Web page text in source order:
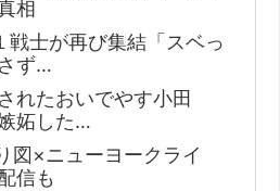
相
戦士が再び集結「スベっ
ず…
れたおいでやす小田
妬した…
図×ニューヨークライ
信も